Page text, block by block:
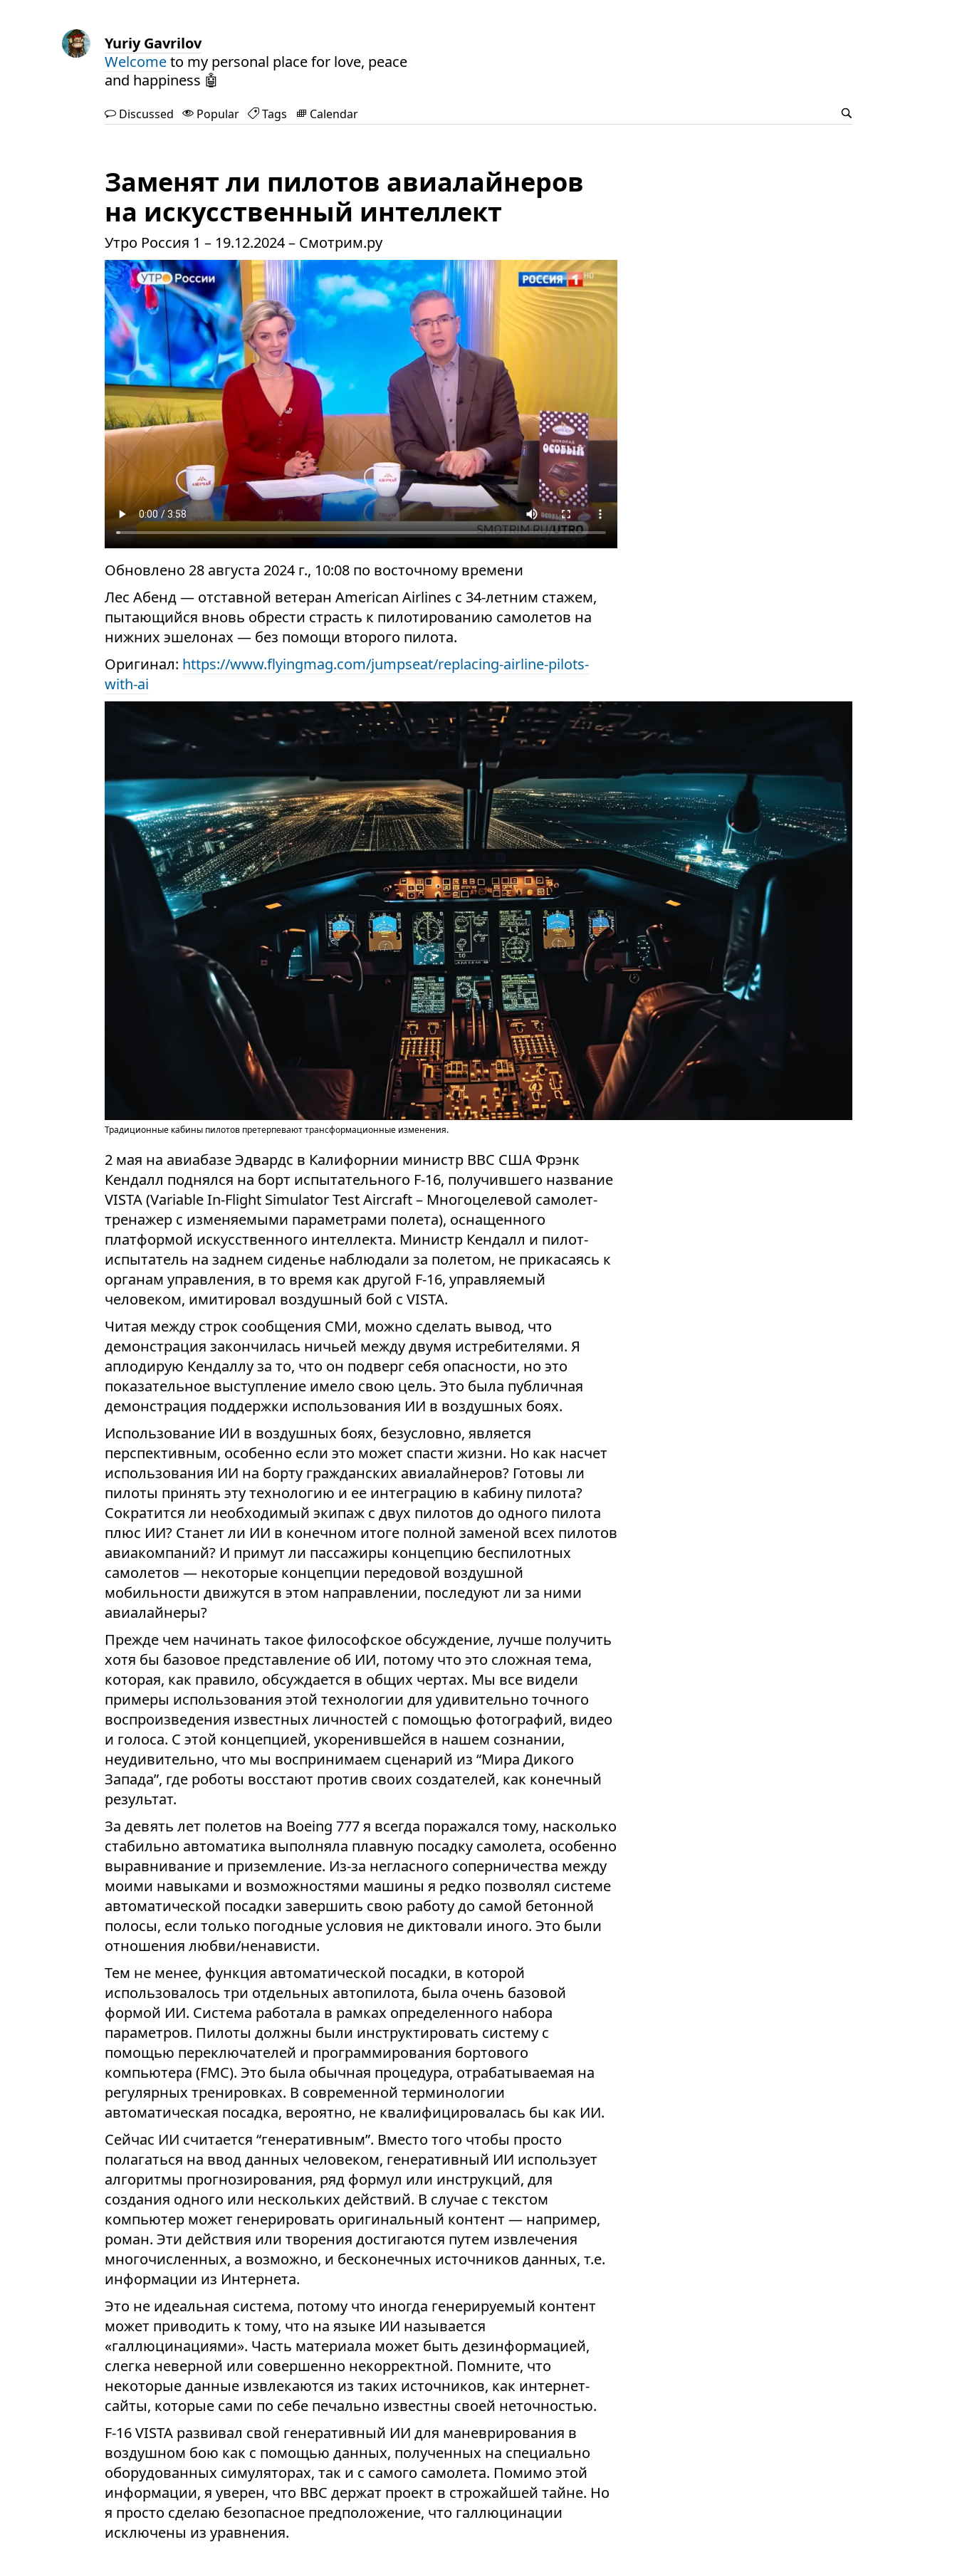
Yuriy Gavrilov
Welcometo my personal place for love, peace
and happiness 🤖
Discussed Popular Tags Calendar
Заменят ли пилотов авиалайнеров
на искусственный интеллект
Утро Россия 1 – 19.12.2024 – Смотрим.ру
Обновлено 28 августа 2024 г., 10:08 по восточному времени
Лес Абенд — отставной ветеран American Airlines с 34-летним стажем,
пытающийся вновь обрести страсть к пилотированию самолетов на
нижних эшелонах — без помощи второго пилота.
Оригинал: https://www.flyingmag.com/jumpseat/replacing-airline-pilots-
with-ai
Традиционные кабины пилотов претерпевают трансформационные изменения.
2 мая на авиабазе Эдвардс в Калифорнии министр ВВС США Фрэнк
Кендалл поднялся на борт испытательного F-16, получившего название
VISTA (Variable In-Flight Simulator Test Aircraft – Многоцелевой самолет-
тренажер с изменяемыми параметрами полета), оснащенного
платформой искусственного интеллекта. Министр Кендалл и пилот-
испытатель на заднем сиденье наблюдали за полетом, не прикасаясь к
органам управления, в то время как другой F-16, управляемый
человеком, имитировал воздушный бой с VISTA.
Читая между строк сообщения СМИ, можно сделать вывод, что
демонстрация закончилась ничьей между двумя истребителями. Я
аплодирую Кендаллу за то, что он подверг себя опасности, но это
показательное выступление имело свою цель. Это была публичная
демонстрация поддержки использования ИИ в воздушных боях.
Использование ИИ в воздушных боях, безусловно, является
перспективным, особенно если это может спасти жизни. Но как насчет
использования ИИ на борту гражданских авиалайнеров? Готовы ли
пилоты принять эту технологию и ее интеграцию в кабину пилота?
Сократится ли необходимый экипаж с двух пилотов до одного пилота
плюс ИИ? Станет ли ИИ в конечном итоге полной заменой всех пилотов
авиакомпаний? И примут ли пассажиры концепцию беспилотных
самолетов — некоторые концепции передовой воздушной
мобильности движутся в этом направлении, последуют ли за ними
авиалайнеры?
Прежде чем начинать такое философское обсуждение, лучше получить
хотя бы базовое представление об ИИ, потому что это сложная тема,
которая, как правило, обсуждается в общих чертах. Мы все видели
примеры использования этой технологии для удивительно точного
воспроизведения известных личностей с помощью фотографий, видео
и голоса. С этой концепцией, укоренившейся в нашем сознании,
неудивительно, что мы воспринимаем сценарий из “Мира Дикого
Запада”, где роботы восстают против своих создателей, как конечный
результат.
За девять лет полетов на Boeing 777 я всегда поражался тому, насколько
стабильно автоматика выполняла плавную посадку самолета, особенно
выравнивание и приземление. Из-за негласного соперничества между
моими навыками и возможностями машины я редко позволял системе
автоматической посадки завершить свою работу до самой бетонной
полосы, если только погодные условия не диктовали иного. Это были
отношения любви/ненависти.
Тем не менее, функция автоматической посадки, в которой
использовалось три отдельных автопилота, была очень базовой
формой ИИ. Система работала в рамках определенного набора
параметров. Пилоты должны были инструктировать систему с
помощью переключателей и программирования бортового
компьютера (FMC). Это была обычная процедура, отрабатываемая на
регулярных тренировках. В современной терминологии
автоматическая посадка, вероятно, не квалифицировалась бы как ИИ.
Сейчас ИИ считается “генеративным”. Вместо того чтобы просто
полагаться на ввод данных человеком, генеративный ИИ использует
алгоритмы прогнозирования, ряд формул или инструкций, для
создания одного или нескольких действий. В случае с текстом
компьютер может генерировать оригинальный контент — например,
роман. Эти действия или творения достигаются путем извлечения
многочисленных, а возможно, и бесконечных источников данных, т.е.
информации из Интернета.
Это не идеальная система, потому что иногда генерируемый контент
может приводить к тому, что на языке ИИ называется
«галлюцинациями». Часть материала может быть дезинформацией,
слегка неверной или совершенно некорректной. Помните, что
некоторые данные извлекаются из таких источников, как интернет-
сайты, которые сами по себе печально известны своей неточностью.
F-16 VISTA развивал свой генеративный ИИ для маневрирования в
воздушном бою как с помощью данных, полученных на специально
оборудованных симуляторах, так и с самого самолета. Помимо этой
информации, я уверен, что ВВС держат проект в строжайшей тайне. Но
я просто сделаю безопасное предположение, что галлюцинации
исключены из уравнения.